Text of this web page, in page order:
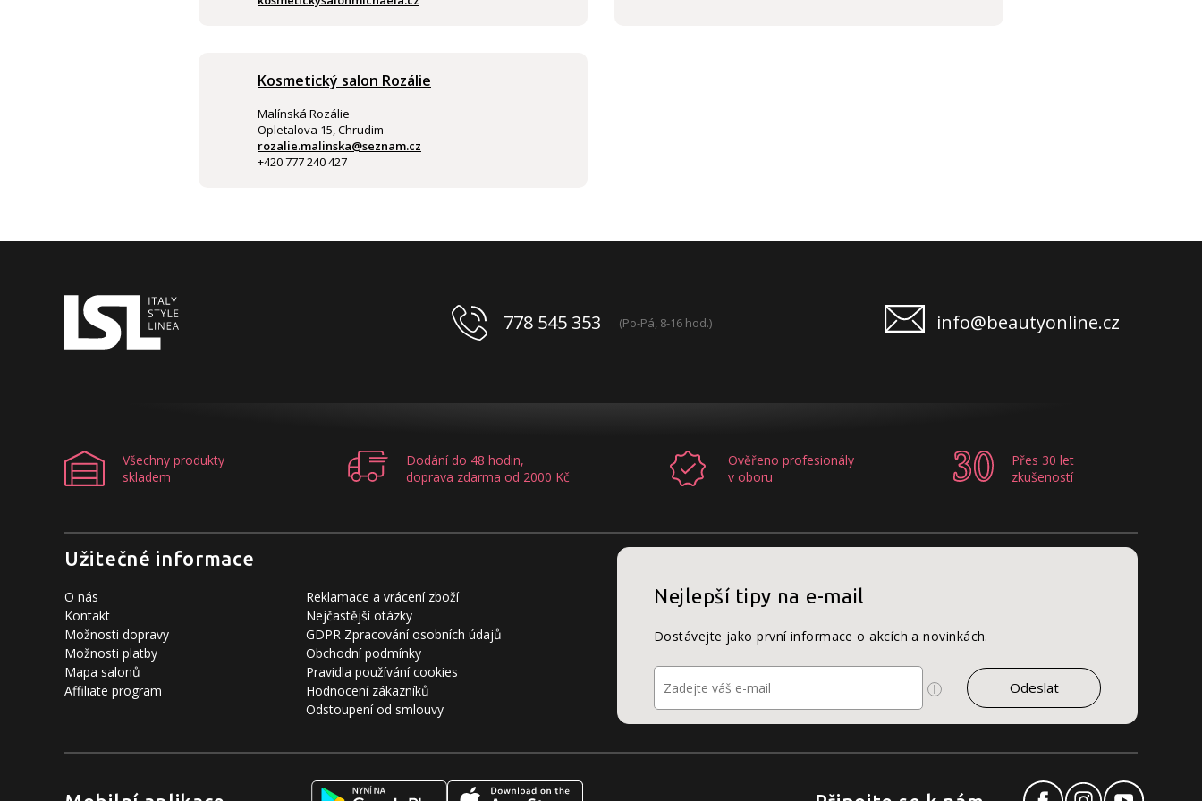
Kosmetický salon Rozálie
Malínská Rozálie
Opletalova 15, Chrudim
rozalie.malinska@seznam.cz
+420 777 240 427
778 545 353 (Po-Pá, 8-16 hod.) info@beautyonline.cz
Všechny produkty
skladem
Dodání do 48 hodin,
doprava zdarma od 2000 Kč
Ověřeno profesionály
v oboru
Přes 30 let
zkušeností
Užitečné informace
O nás
Kontakt
Možnosti dopravy
Možnosti platby
Mapa salonů
Affiliate program
Reklamace a vrácení zboží
Nejčastější otázky
GDPR Zpracování osobních údajů
Obchodní podmínky
Pravidla používání cookies
Hodnocení zákazníků
Odstoupení od smlouvy
Nejlepší tipy na e-mail
Dostávejte jako první informace o akcích a novinkách.